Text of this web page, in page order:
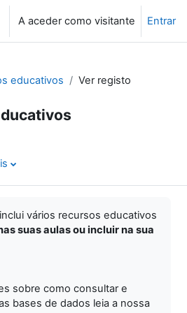
A aceder como visitante Entrar
educativos Ver registo
vários recursos educativos
suas aulas ou incluir na sua
sobre como consultar e
bases de dados leia a nossa